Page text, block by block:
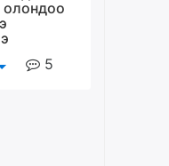
олондоо
5